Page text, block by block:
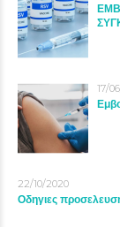
17/
22/10/2020
Οδηγιες